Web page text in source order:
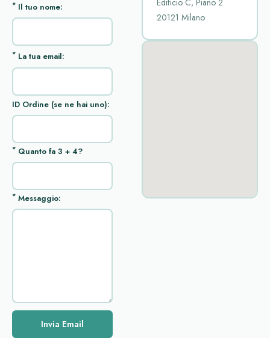
* Il tuo nome:
* La tua email:
ID Ordine (se ne hai uno):
* Quanto fa 3 + 4?
* Messaggio:
Invia Email
20121 Milano